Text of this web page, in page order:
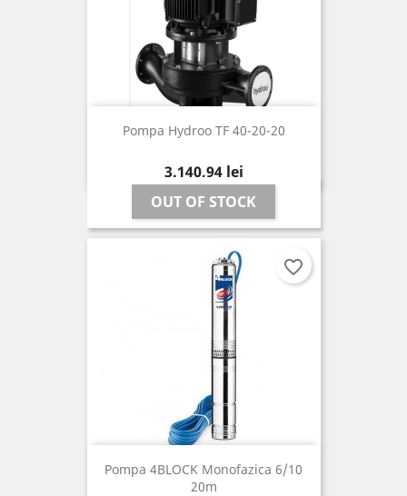
Pompa Hydroo TF 40-20-20
Pret
3.140,94 lei
OUT OF STOCK
Pompa 4BLOCK Monofazica 6/10
20m
favorite_border